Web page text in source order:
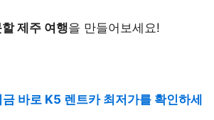
제주 여행을 만들어보세요!
바로 K5 렌트카 최저가를 확인하세